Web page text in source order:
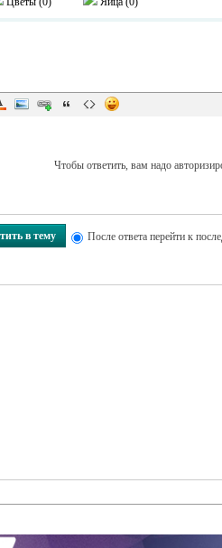
Чтобы ответить, вам надо
в тему После ответа перейти к